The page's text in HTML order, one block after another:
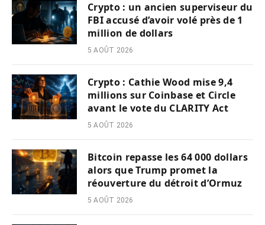
Crypto : un ancien superviseur du
FBI accusé d’avoir volé près de 1
million de dollars
5 AOÛT 2026
Crypto : Cathie Wood mise 9,4
millions sur Coinbase et Circle
avant le vote du CLARITY Act
5 AOÛT 2026
Bitcoin repasse les 64 000 dollars
alors que Trump promet la
réouverture du détroit d’Ormuz
5 AOÛT 2026